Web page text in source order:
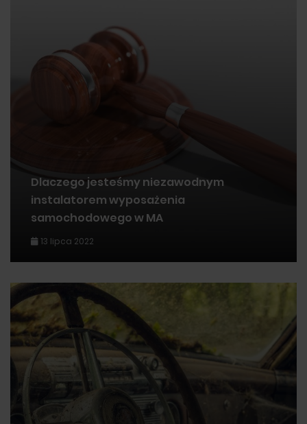
Dlaczego jesteśmy niezawodnym
instalatorem wyposażenia
samochodowego w MA
13 lipca 2022